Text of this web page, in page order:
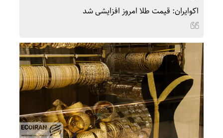
اکوایران: قیمت طلا امروز افزایشی شد